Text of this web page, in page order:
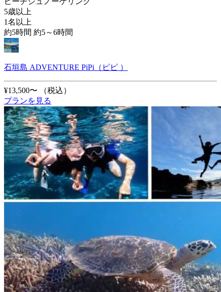
5歳以上
1名以上
約5時間 約5～6時間
石垣島 ADVENTURE PiPi（ピピ ）
¥13,500〜
（税込）
プランを見る